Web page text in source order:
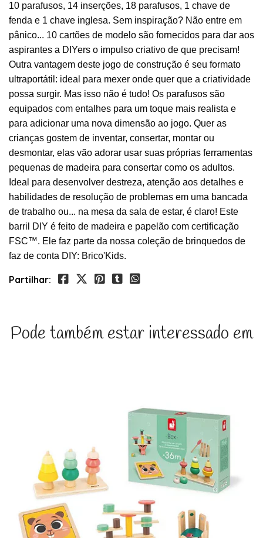
10 parafusos, 14 inserções, 18 parafusos, 1 chave de
fenda e 1 chave inglesa. Sem inspiração? Não entre em
pânico... 10 cartões de modelo são fornecidos para dar aos
aspirantes a DIYers o impulso criativo de que precisam!
Outra vantagem deste jogo de construção é seu formato
ultraportátil: ideal para mexer onde quer que a criatividade
possa surgir. Mas isso não é tudo! Os parafusos são
equipados com entalhes para um toque mais realista e
para adicionar uma nova dimensão ao jogo. Quer as
crianças gostem de inventar, consertar, montar ou
desmontar, elas vão adorar usar suas próprias ferramentas
pequenas de madeira para consertar como os adultos.
Ideal para desenvolver destreza, atenção aos detalhes e
habilidades de resolução de problemas em uma bancada
de trabalho ou... na mesa da sala de estar, é claro! Este
barril DIY é feito de madeira e papelão com certificação
FSC™. Ele faz parte da nossa coleção de brinquedos de
faz de conta DIY: Brico'Kids.
Partilhar:
Pode também estar interessado em